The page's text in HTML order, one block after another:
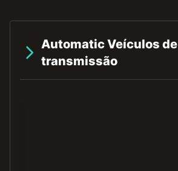
Automatic Veículos de
transmissão